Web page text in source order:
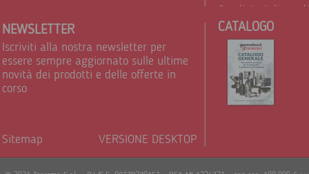
Condizioni di
Trattamento dei
NEWSLETTER
Iscriviti alla nostra newsletter per
essere sempre aggiornato sulle ultime
novità dei prodotti e delle offerte in
corso
Sitemap VERSIONE DESKTOP
CATALOGO